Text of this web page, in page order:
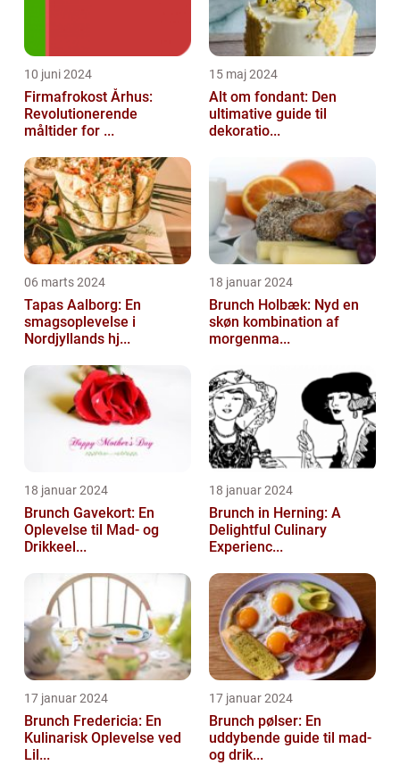
10 juni 2024
Firmafrokost Århus:
Revolutionerende
måltider for ...
15 maj 2024
Alt om fondant: Den
ultimative guide til
dekoratio...
06 marts 2024
Tapas Aalborg: En
smagsoplevelse i
Nordjyllands hj...
18 januar 2024
Brunch Holbæk: Nyd en
skøn kombination af
morgenma...
18 januar 2024
Brunch Gavekort: En
Oplevelse til Mad- og
Drikkeel...
18 januar 2024
Brunch in Herning: A
Delightful Culinary
Experienc...
17 januar 2024
Brunch Fredericia: En
Kulinarisk Oplevelse ved
Lil...
17 januar 2024
Brunch pølser: En
uddybende guide til mad-
og drik...